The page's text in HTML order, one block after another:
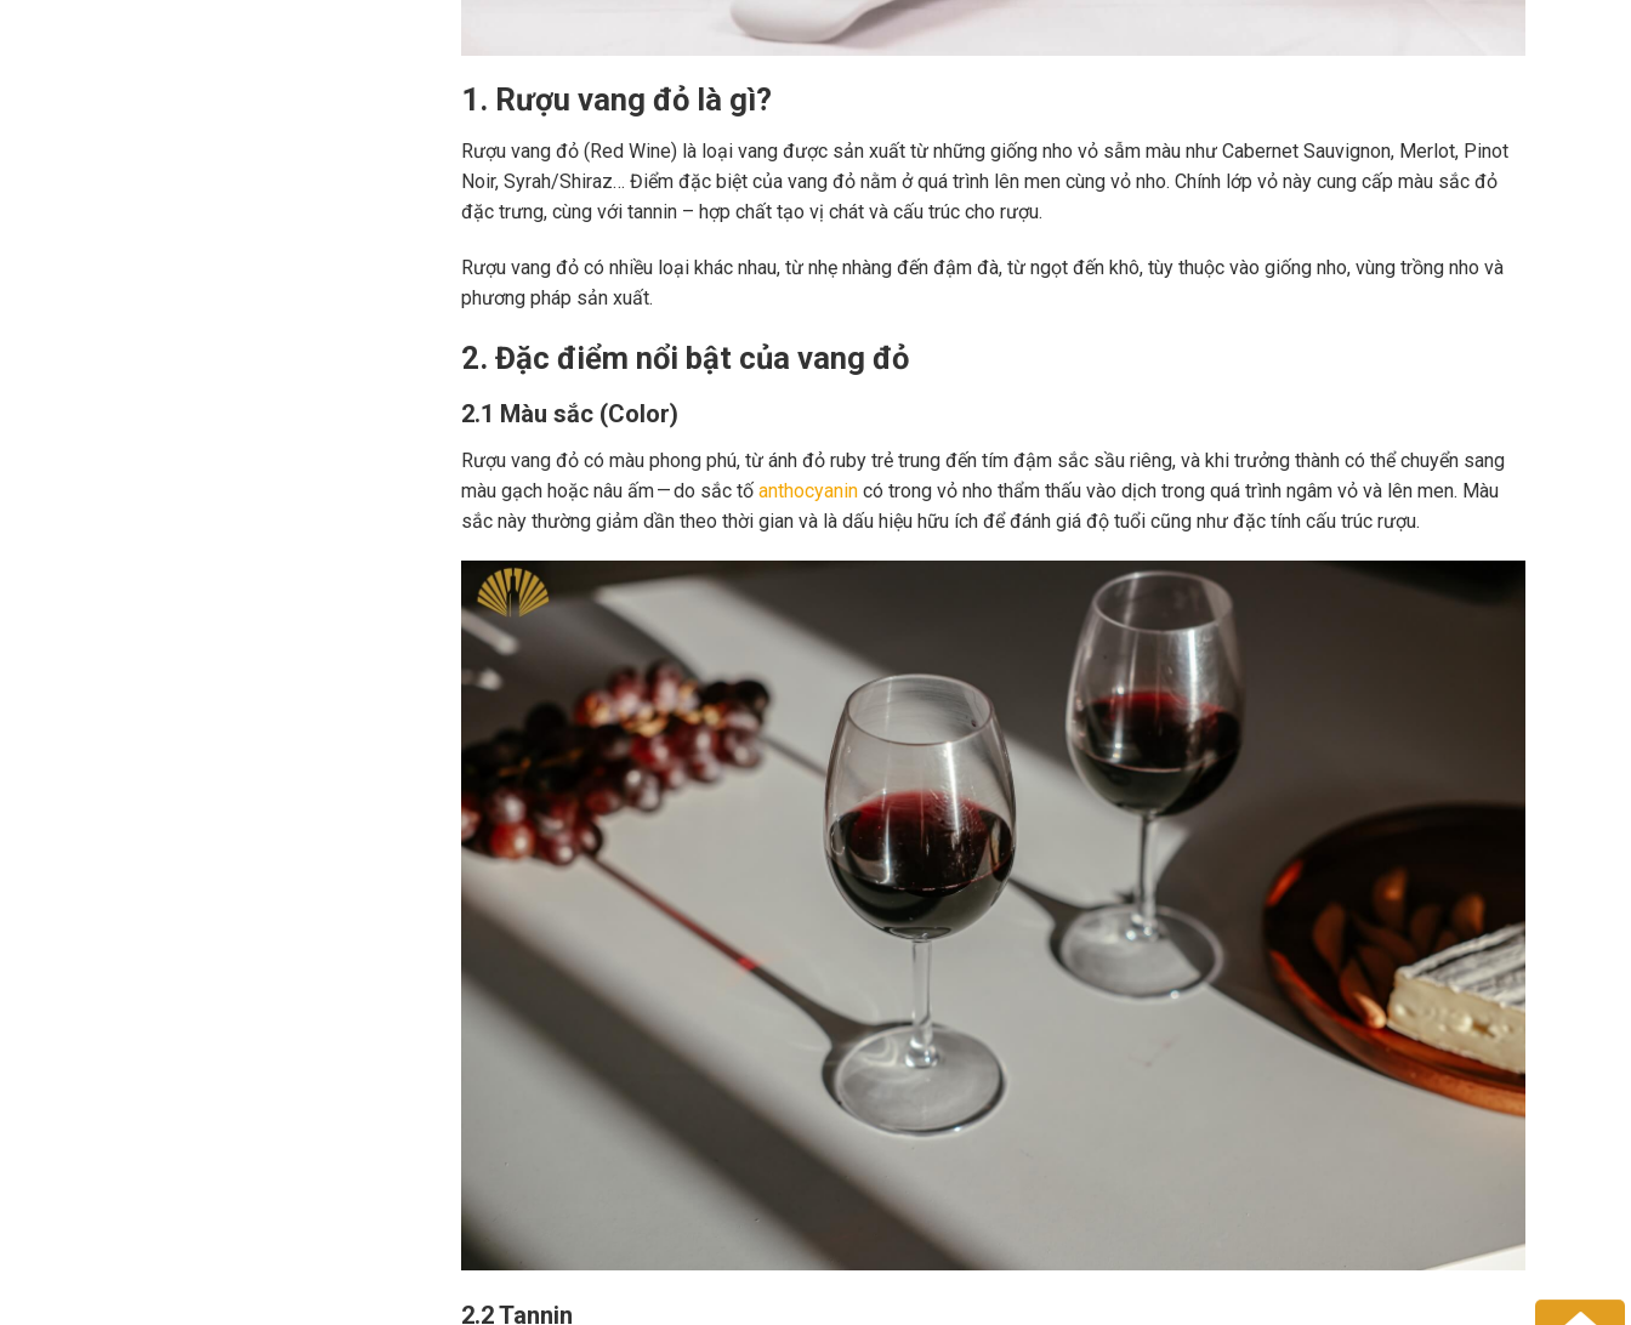
1. Rượu vang đỏ là gì?
Rượu vang đỏ (Red Wine) là loại vang được sản xuất từ những giống nho vỏ sẫm màu như Cabernet Sauvignon, Merlot, Pinot
Noir, Syrah/Shiraz… Điểm đặc biệt của vang đỏ nằm ở quá trình lên men cùng vỏ nho. Chính lớp vỏ này cung cấp màu sắc đỏ
đặc trưng, cùng với tannin – hợp chất tạo vị chát và cấu trúc cho rượu.
Rượu vang đỏ có nhiều loại khác nhau, từ nhẹ nhàng đến đậm đà, từ ngọt đến khô, tùy thuộc vào giống nho, vùng trồng nho và
phương pháp sản xuất.
2. Đặc điểm nổi bật của vang đỏ
2.1 Màu sắc (Color)
Rượu vang đỏ có màu phong phú, từ ánh đỏ ruby trẻ trung đến tím đậm sắc sầu riêng, và khi trưởng thành có thể chuyển sang
màu gạch hoặc nâu ấm — do sắc tố anthocyanincó trong vỏ nho thẩm thấu vào dịch trong quá trình ngâm vỏ và lên men. Màu
sắc này thường giảm dần theo thời gian và là dấu hiệu hữu ích để đánh giá độ tuổi cũng như đặc tính cấu trúc rượu.
2.2 Tannin